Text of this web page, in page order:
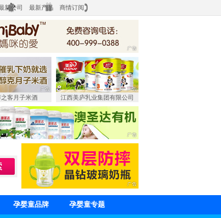
新公司 最新产品 商情订阅
客月子米酒 江西美庐乳业集团有限公司
孕婴童品牌 孕婴童专题